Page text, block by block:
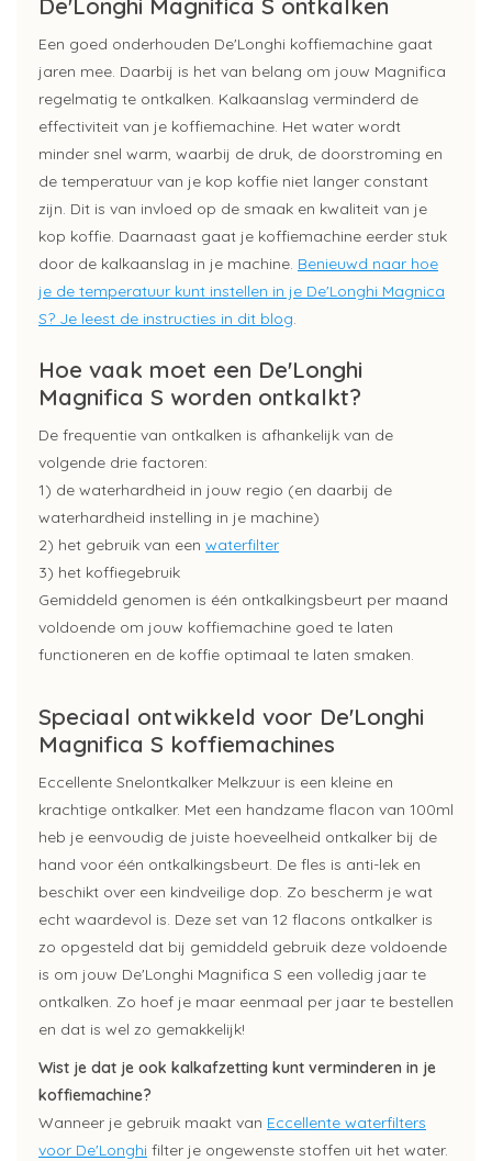
Een goed onderhouden De'Longhi koffiemachine gaat
jaren mee. Daarbij is het van belang om jouw Magnifica
regelmatig te ontkalken. Kalkaanslag verminderd de
effectiviteit van je koffiemachine. Het water wordt
minder snel warm, waarbij de druk, de doorstroming en
de temperatuur van je kop koffie niet langer constant
zijn. Dit is van invloed op de smaak en kwaliteit van je
kop koffie. Daarnaast gaat je koffiemachine eerder stuk
door de kalkaanslag in je machine. Benieuwd naar hoe
je de temperatuur kunt instellen in je De'Longhi Magnica
S? Je leest de instructies in dit blog.
Hoe vaak moet een De'Longhi
Magnifica S worden ontkalkt?
De frequentie van ontkalken is afhankelijk van de
volgende drie factoren:
1) de waterhardheid in jouw regio (en daarbij de
waterhardheid instelling in je machine)
2) het gebruik van een waterfilter
3) het koffiegebruik
Gemiddeld genomen is één ontkalkingsbeurt per maand
voldoende om jouw koffiemachine goed te laten
functioneren en de koffie optimaal te laten smaken.
Speciaal ontwikkeld voor De'Longhi
Magnifica S koffiemachines
Eccellente Snelontkalker Melkzuur is een kleine en
krachtige ontkalker. Met een handzame flacon van 100ml
heb je eenvoudig de juiste hoeveelheid ontkalker bij de
hand voor één ontkalkingsbeurt. De fles is anti-lek en
beschikt over een kindveilige dop. Zo bescherm je wat
echt waardevol is. Deze set van 12 flacons ontkalker is
zo opgesteld dat bij gemiddeld gebruik deze voldoende
is om jouw De'Longhi Magnifica S een volledig jaar te
ontkalken. Zo hoef je maar eenmaal per jaar te bestellen
en dat is wel zo gemakkelijk!
Wist je dat je ook kalkafzetting kunt verminderen in je
koffiemachine?
Wanneer je gebruik maakt van Eccellente waterfilters
voor De'Longhi filter je ongewenste stoffen uit het water.